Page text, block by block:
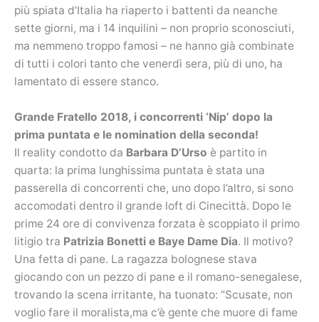
più spiata d’Italia ha riaperto i battenti da neanche
sette giorni, ma i 14 inquilini – non proprio sconosciuti,
ma nemmeno troppo famosi – ne hanno già combinate
di tutti i colori tanto che venerdì sera, più di uno, ha
lamentato di essere stanco.
Grande Fratello 2018, i concorrenti ‘Nip’ dopo la
prima puntata e le nomination della seconda!
Il reality condotto da Barbara D’Urso è partito in
quarta: la prima lunghissima puntata è stata una
passerella di concorrenti che, uno dopo l’altro, si sono
accomodati dentro il grande loft di Cinecittà. Dopo le
prime 24 ore di convivenza forzata è scoppiato il primo
litigio tra Patrizia Bonetti e Baye Dame Dia. Il motivo?
Una fetta di pane. La ragazza bolognese stava
giocando con un pezzo di pane e il romano-senegalese,
trovando la scena irritante, ha tuonato: “Scusate, non
voglio fare il moralista,ma c’è gente che muore di fame